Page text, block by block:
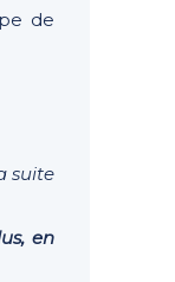
de
suite
en